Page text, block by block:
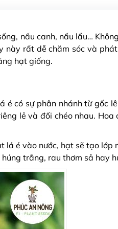
nấu canh, nấu lẩu…
này rất dễ chăm sóc và
hạt giống.
é có sự phân nhánh từ gốc
lẻ và đối chéo nhau. Hoa
lá é vào nước, hạt sẽ tạo lớp
trắng, rau thơm sả hay